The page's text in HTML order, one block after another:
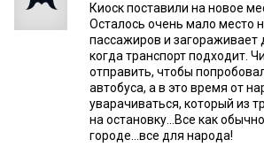
Киоск поставили на новое
Осталось очень мало место
пассажиров и загораживает
когда транспорт подходит.
отправить, чтобы
автобуса, а в это время от
уварачиваться, который из
на остановку...Все как
городе...все для народа!